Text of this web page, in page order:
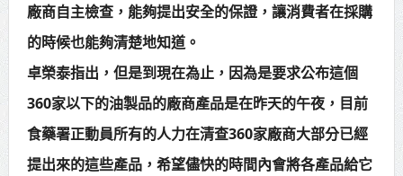
廠商自主檢查，能夠提出安全的保證，讓消費者在採購
的時候也能夠清楚地知道。
卓榮泰指出，但是到現在為止，因為是要求公布這個
360家以下的油製品的廠商產品是在昨天的午夜，目前
食藥署正動員所有的人力在清查360家廠商大部分已經
提出來的這些產品，希望儘快的時間內會將各產品給它